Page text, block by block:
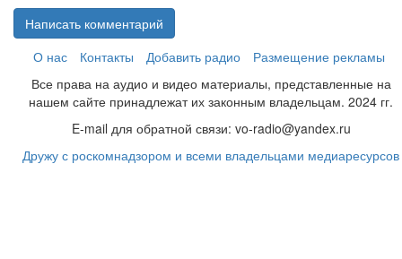
Написать комментарий
О нас
Контакты Добавить радио
Размещение рекламы
Все права на аудио и видео материалы, представленные на
нашем сайте принадлежат их законным владельцам. 2024 гг.
E-mail для обратной связи: vo-radio@yandex.ru
Дружу с роскомнадзором и всеми владельцами медиаресурсов